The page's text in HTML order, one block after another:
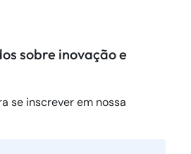
sobre inovação e
se inscrever em nossa